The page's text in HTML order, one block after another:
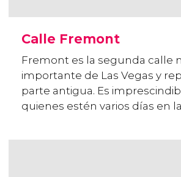
Calle Fremont
Fremont es la segunda calle
importante de Las Vegas y
parte antigua. Es
quienes estén varios días en